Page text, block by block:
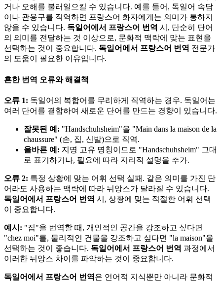
거나 오해를 불러일으킬 수 있습니다. 예를 들어, 독일어 속담
이나 관용구를 직역하면 프랑스어 화자에게는 의미가 통하지
않을 수 있습니다. 독일어에서 프랑스어 번역 시, 단순히 단어
의 의미를 전달하는 것 이상으로, 문화적 맥락에 맞는 표현을
선택하는 것이 중요합니다. 독일어에서 프랑스어 번역 전문가
의 도움이 필요한 이유입니다.
흔한 번역 오류와 해결책
오류 1: 독일어의 복합어를 무리하게 직역하는 경우. 독일어는
여러 단어를 결합하여 새로운 단어를 만드는 경향이 있습니다.
잘못된 예: "Handschuhsheim"을 "Main dans la maison de la
chaussure" (손, 집, 신발)으로 직역.
올바른 예: 지명 고유 명칭이므로 "Handschuhsheim" 그대
로 표기하거나, 필요에 따라 지리적 설명을 추가.
오류 2: 특정 상황에 맞는 어휘 선택 실패. 같은 의미를 가진 단
어라도 사용하는 맥락에 따라 뉘앙스가 달라질 수 있습니다.
독일어에서 프랑스어 번역 시, 상황에 맞는 적절한 어휘 선택
이 중요합니다.
예시: "집"을 번역할 때, 개인적인 공간을 강조하고 싶다면
"chez moi"를, 물리적인 건물을 강조하고 싶다면 "la maison"을
선택하는 것이 좋습니다. 독일어에서 프랑스어 번역 과정에서
이러한 뉘앙스 차이를 파악하는 것이 중요합니다.
독일어에서 프랑스어 번역은 언어적 지식뿐만 아니라 문화적